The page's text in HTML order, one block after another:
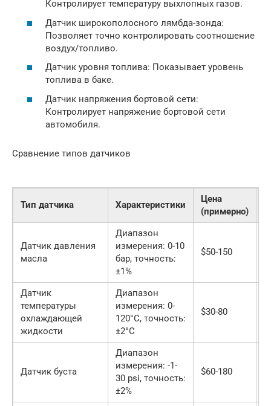
Контролирует температуру выхлопных газов.
Датчик широкополосного лямбда-зонда:
Позволяет точно контролировать соотношение
воздух/топливо.
Датчик уровня топлива: Показывает уровень
топлива в баке.
Датчик напряжения бортовой сети:
Контролирует напряжение бортовой сети
автомобиля.
Сравнение типов датчиков
Тип датчика Характеристики
Цена
(примерно)
Датчик давления
масла
Диапазон
измерения: 0-10
бар, точность:
±1%
$50-150
Датчик
температуры
охлаждающей
жидкости
Диапазон
измерения: 0-
120°C, точность:
±2°C
$30-80
Датчик буста
Диапазон
измерения: -1-
30 psi, точность:
±2%
$60-180